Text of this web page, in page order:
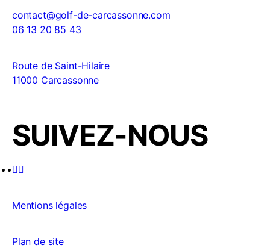
contact@golf-de-carcassonne.com
06 13 20 85 43
Route de Saint-Hilaire
11000 Carcassonne
SUIVEZ-NOUS
Mentions légales
Plan de site